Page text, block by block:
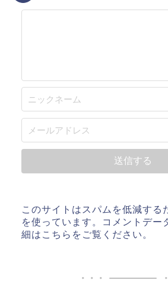
このサイトはスパムを低減する
を使っています。
コメントデー
細はこちらをご覧ください 。